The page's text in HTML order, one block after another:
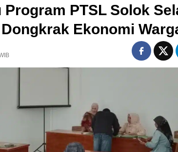
PTSL Solok
Ekonomi